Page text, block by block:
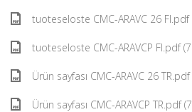
tuoteseloste CMC-ARAVC 26 FI.pdf
tuoteseloste CMC-ARAVCP FI.pdf
Ürün sayfası CMC-ARAVC 26
Ürün sayfası CMC-ARAVCP TR.pdf